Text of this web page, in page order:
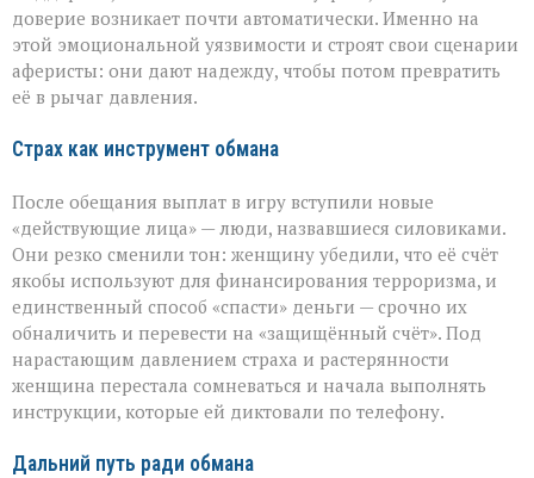
доверие возникает почти автоматически. Именно на
этой эмоциональной уязвимости и строят свои сценарии
аферисты: они дают надежду, чтобы потом превратить
её в рычаг давления.
Страх как инструмент обмана
После обещания выплат в игру вступили новые
«действующие лица» — люди, назвавшиеся силовиками.
Они резко сменили тон: женщину убедили, что её счёт
якобы используют для финансирования терроризма, и
единственный способ «спасти» деньги — срочно их
обналичить и перевести на «защищённый счёт». Под
нарастающим давлением страха и растерянности
женщина перестала сомневаться и начала выполнять
инструкции, которые ей диктовали по телефону.
Дальний путь ради обмана